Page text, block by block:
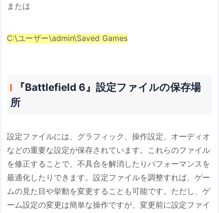
または
C:\ユーザー\admin\Saved Games
『Battlefield 6』設定ファイルの保存場
所
設定ファイルには、グラフィック、操作設定、オーディオ
などの重要な設定が保存されています。これらのファイル
を修正することで、不具合を解消したりパフォーマンスを
最適化したりできます。設定ファイルを調整すれば、ゲー
ムの見た目や挙動を変更することも可能です。ただし、ゲ
ーム設定の変更は簡単な操作ですが、変更前に設定ファイ